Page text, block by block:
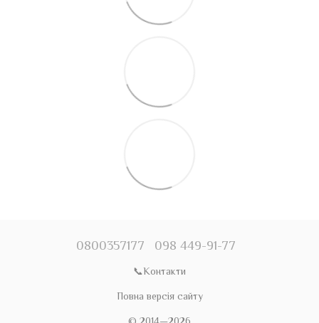
0800357177 098 449-91-77
📞Контакти
Повна версія сайту